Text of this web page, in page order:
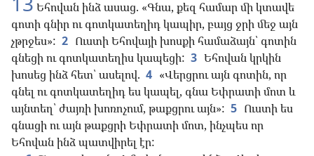
Եհովան ինձ ասաց. «Գնա, քեզ համար մի կտավե
գոտի գնիր ու գոտկատեղիդ կապիր, բայց ջրի մեջ այն
չթրջես»: 2 Ուստի Եհովայի խոսքի համաձայն՝ գոտին
գնեցի ու գոտկատեղիս կապեցի: 3 Եհովան կրկին
խոսեց ինձ հետ՝ ասելով. 4 «Վերցրու այն գոտին, որ
գնել ու գոտկատեղիդ ես կապել, գնա Եփրատի մոտ և
այնտեղ՝ ժայռի խոռոչում, թաքցրու այն»: 5 Ուստի ես
գնացի ու այն թաքցրի Եփրատի մոտ, ինչպես որ
Եհովան ինձ պատվիրել էր: